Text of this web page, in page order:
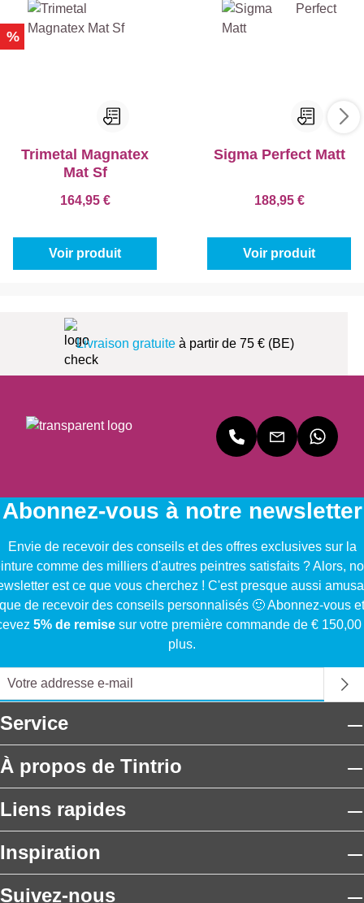
%
Trimetal Magnatex
Mat Sf
164,95 €
Voir produit
Sigma Perfect Matt
188,95 €
Voir produit
Livraison gratuiteà partir de 75 € (BE)
Abonnez-vous à notre newsletter
Envie de recevoir des conseils et des offres exclusives sur la
comme des milliers d'autres peintres satisfaits ? Alors,
est ce que vous cherchez ! C'est presque aussi
que de recevoir des conseils personnalisés 🙂 Abonnez-vous et
5% de remise sur votre première commande de € 150,00
plus.
Service
À propos de Tintrio
Liens rapides
Inspiration
Suivez-nous